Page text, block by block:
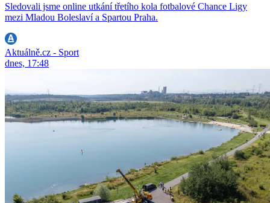
Sledovali jsme online utkání třetího kola fotbalové Chance Ligy
mezi Mladou Boleslaví a Spartou Praha.
Aktuálně.cz - Sport
dnes, 17:48